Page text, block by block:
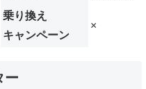
乗り換え
キャンペーン
×
ー